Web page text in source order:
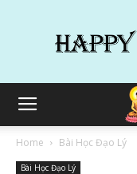
Home Bài Học Đạo Lý
Bài Học Đạo Lý